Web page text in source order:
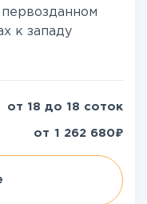
к западу
от 18 до 18 соток
от 1 262 680₽